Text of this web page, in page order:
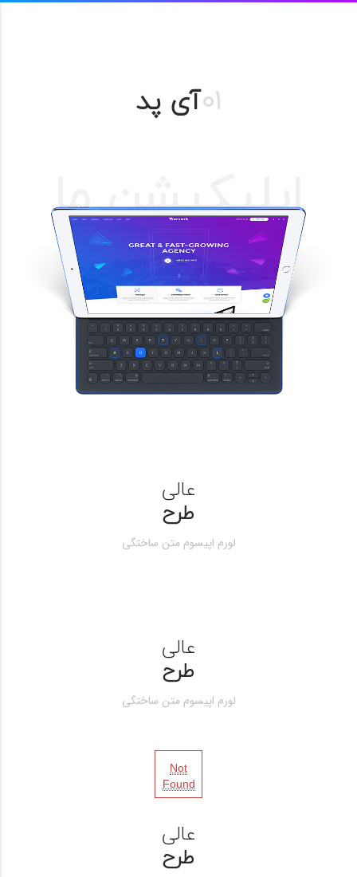
01آی پد
اپلیکیشن ما
عالی
طرح
لورم اپیسوم متن ساختگی
عالی
طرح
لورم اپیسوم متن ساختگی
Not
Found
عالی
طرح